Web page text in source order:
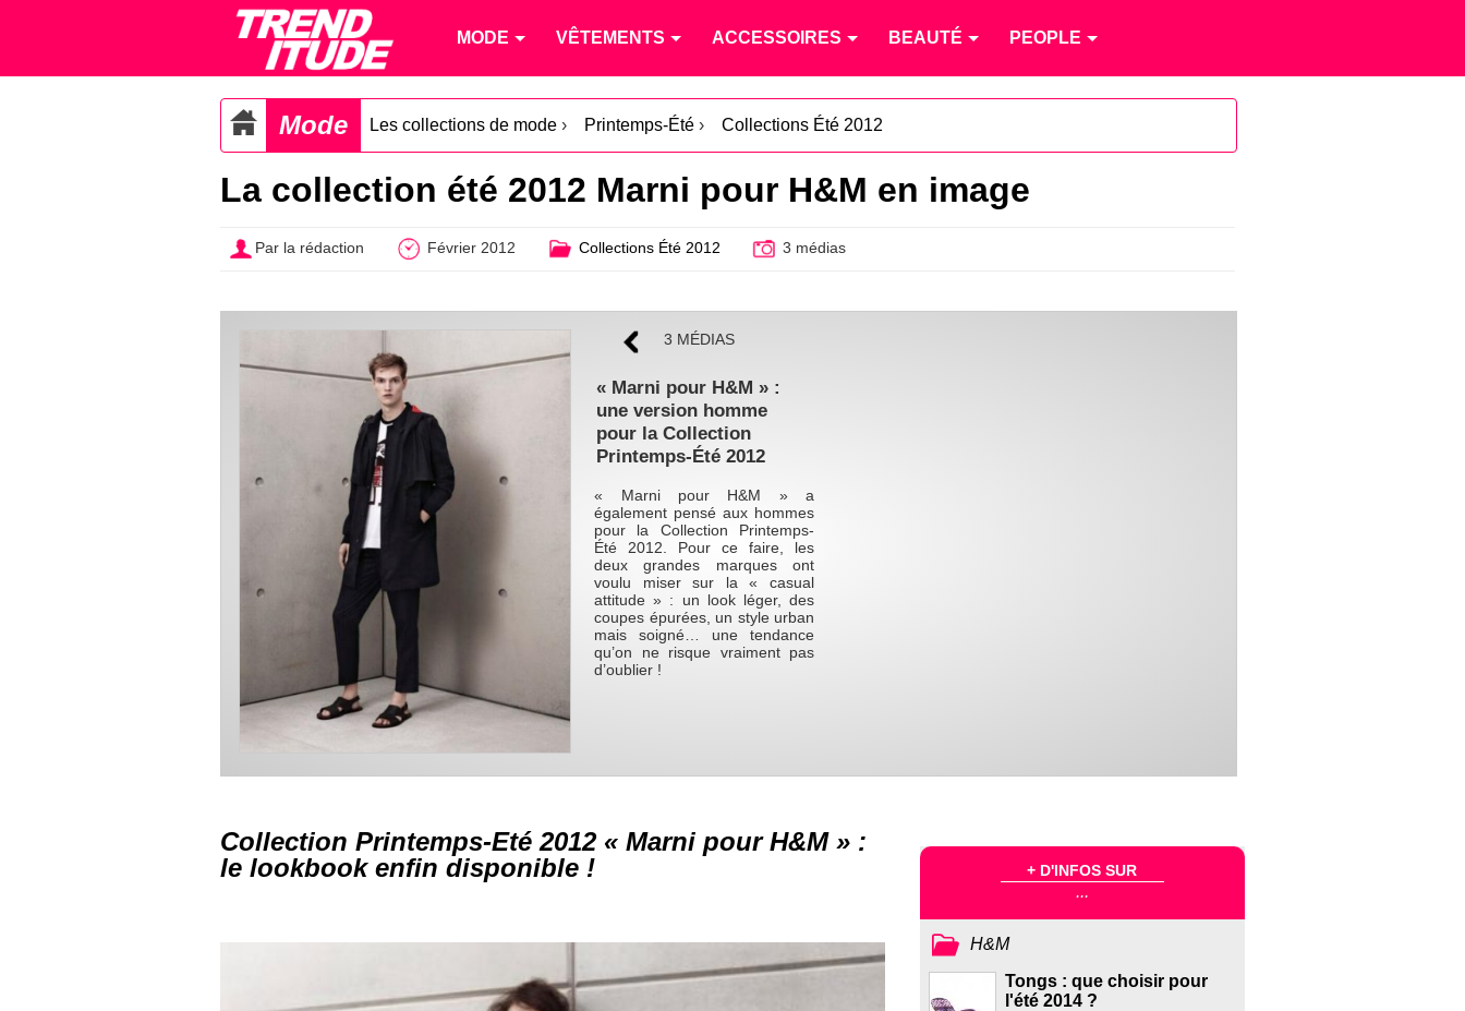
MODE VÊTEMENTS ACCESSOIRES BEAUTÉ PEOPLE
Mode Les collections de mode › Printemps-Été › Collections Été 2012
La collection été 2012 Marni pour H&M en image
Par la rédaction Février 2012 Collections Été 2012 3 médias
3 MÉDIAS
« Marni pour H&M » :
une version homme
pour la Collection
Printemps-Été 2012
« Marni pour H&M » a
également pensé aux hommes
pour la Collection Printemps-
Été 2012. Pour ce faire, les
deux grandes marques ont
voulu miser sur la « casual
attitude » : un look léger, des
coupes épurées, un style urban
mais soigné… une tendance
qu’on ne risque vraiment pas
d’oublier !
Collection Printemps-Eté 2012 « Marni pour H&M » :
le lookbook enfin disponible !
+ D'INFOS SUR
...
H&M
Tongs : que choisir pour
l'été 2014 ?